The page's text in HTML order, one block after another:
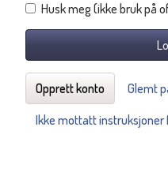
Husk meg (ikke bruk på
Opprett konto
Glemt
Ikke mottatt instruksjoner